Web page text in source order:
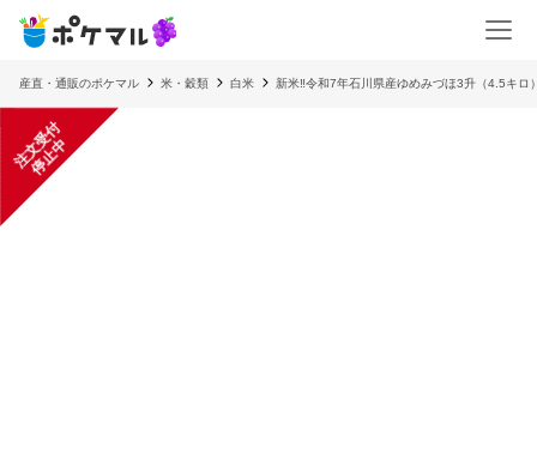
産直・通販のポケマル 米・穀類 白米 新米‼️令和7年石川県産ゆめみづほ3升（4.5キ
注
文
受
付
停
止
中